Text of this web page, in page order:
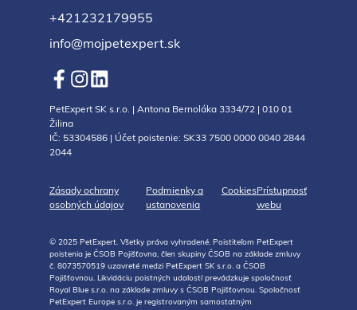
+421232179955
info@mojpetexpert.sk
PetExpert SK s.r.o. | Antona Bernoláka 3334/72 | 010 01
Žilina
IČ: 53304586 | Účet poistenie: SK33 7500 0000 0040 2844
2044
Zásady ochrany
osobných údajov
Podmienky a
ustanovenia
CookiesPrístupnosť
webu
© 2025 PetExpert. Všetky práva vyhradené. Poistiteľom PetExpert
poistenia je ČSOB Pojišťovna, člen skupiny ČSOB na základe zmluvy
č. 8073570519 uzavreté medzi PetExpert SK s.r.o. a ČSOB
Pojišťovnou. Likvidáciu poistných udalostí prevádzkuje spoločnosť
Royal Blue s.r.o. na základe zmluvy s ČSOB Pojišťovnou. Spoločnosť
PetExpert Europe s.r.o. je registrovaným samostatným